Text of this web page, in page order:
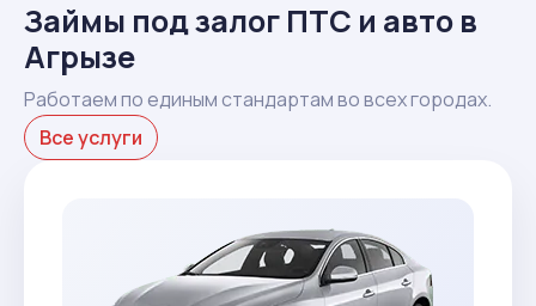
Займы под залог ПТС и авто в
Агрызе
Работаем по единым стандартам во всех городах.
Все услуги